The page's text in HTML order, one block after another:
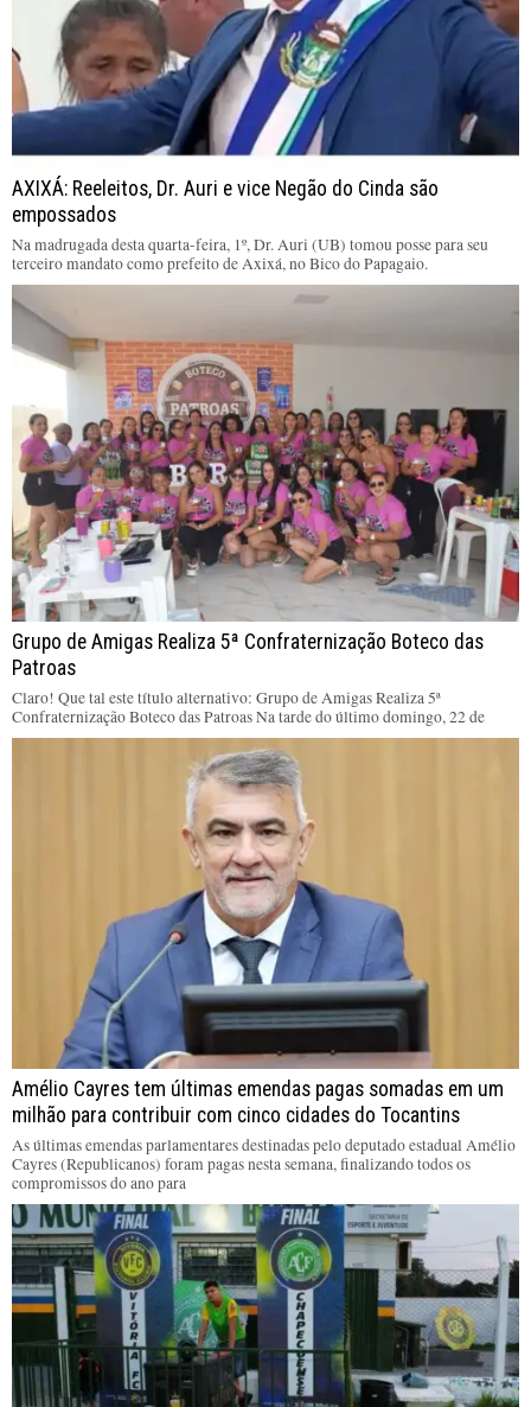
AXIXÁ: Reeleitos, Dr. Auri e vice Negão do Cinda são
empossados
Na madrugada desta quarta-feira, 1º, Dr. Auri (UB) tomou posse para seu
terceiro mandato como prefeito de Axixá, no Bico do Papagaio.
Grupo de Amigas Realiza 5ª Confraternização Boteco das
Patroas
Claro! Que tal este título alternativo: Grupo de Amigas Realiza 5ª
Confraternização Boteco das Patroas Na tarde do último domingo, 22 de
Amélio Cayres tem últimas emendas pagas somadas em um
milhão para contribuir com cinco cidades do Tocantins
As últimas emendas parlamentares destinadas pelo deputado estadual Amélio
Cayres (Republicanos) foram pagas nesta semana, finalizando todos os
compromissos do ano para